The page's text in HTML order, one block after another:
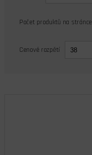
Počet produktů na stránce
Cenové rozpětí